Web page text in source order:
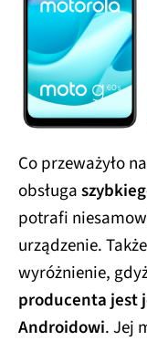
Co przeważyło
obsługa
potrafi
urządzenie.
wyróżnienie,
producenta jest
Androidowi. Jej